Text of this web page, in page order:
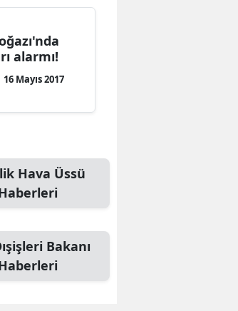
alarmı!
16 Mayıs 2017
Hava Üssü
Bakanı